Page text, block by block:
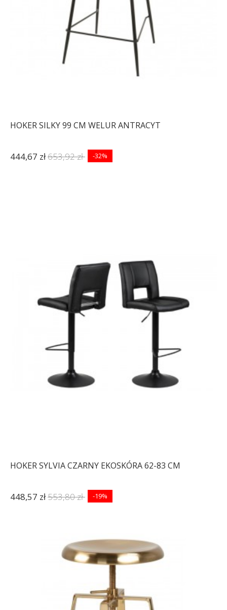
HOKER SILKY 99 CM WELUR ANTRACYT
444,67 zł653,92 zł -32%
HOKER SYLVIA CZARNY EKOSKÓRA 62-83 CM
448,57 zł553,80 zł -19%